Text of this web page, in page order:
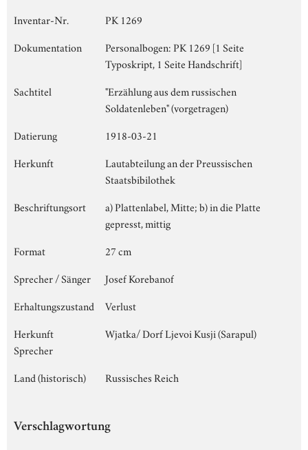
Inventar-Nr.
PK 1269
Dokumentation
Personalbogen: PK 1269 [1 Seite
Typoskript, 1 Seite Handschrift]
Sachtitel
"Erzählung aus dem russischen
Soldatenleben" (vorgetragen)
Datierung
1918-03-21
Herkunft
Lautabteilung an der Preussischen
Staatsbibilothek
Beschriftungsort
a) Plattenlabel, Mitte; b) in die Platte
gepresst, mittig
Format
27 cm
Sprecher / Sänger
Josef Korebanof
Erhaltungszustand
Verlust
Herkunft
Sprecher
Wjatka/ Dorf Ljevoi Kusji (Sarapul)
Land (historisch) Russisches Reich
Verschlagwortung